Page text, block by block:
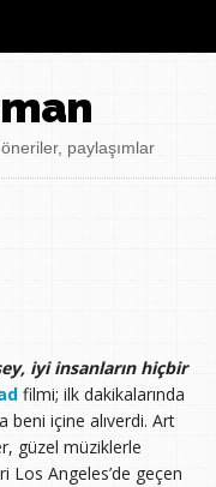
paylaşımlar
iyi insanların hiçbir
filmi; ilk dakikalarında
beni içine alıverdi. Art
güzel müziklerle
Los Angeles’de geçen